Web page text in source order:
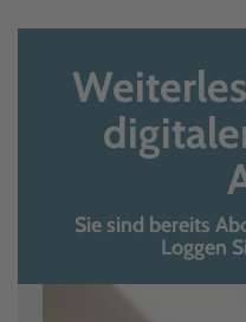
Sie sind bereits
Loggen